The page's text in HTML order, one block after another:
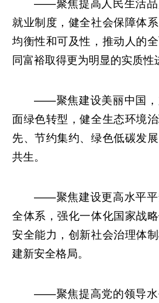
就业制度，健全社会保障体
均衡性和可及性，推动人的
同富裕取得更为明显的实质性
——聚焦建设美丽中国，
面绿色转型，健全生态环境
先、节约集约、绿色低碳发
共生。
——聚焦建设更高水平平
全体系，强化一体化国家战
安全能力，创新社会治理体
建新安全格局。
——聚焦提高党的领导水